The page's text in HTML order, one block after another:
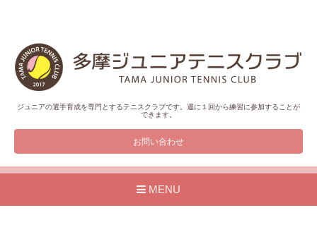
ジュニアの選手育成を専門とするテニスクラブです。週に１回から練習に参加することが
できます。
お問い合わせ
MENU